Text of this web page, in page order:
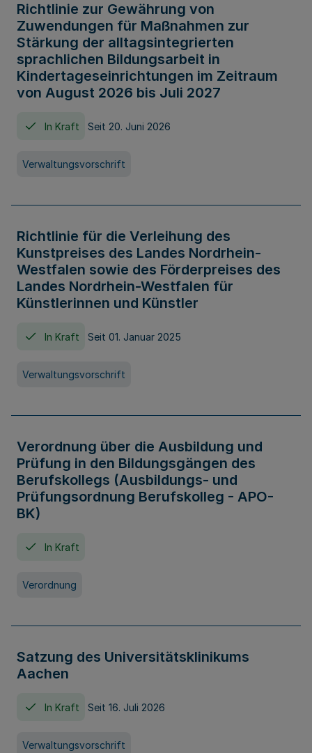
Richtlinie zur Gewährung von
Zuwendungen für Maßnahmen zur
Stärkung der alltagsintegrierten
sprachlichen Bildungsarbeit in
Kindertageseinrichtungen im Zeitraum
von August 2026 bis Juli 2027
In Kraft Seit 20. Juni 2026
Verwaltungsvorschrift
Richtlinie für die Verleihung des
Kunstpreises des Landes Nordrhein-
Westfalen sowie des Förderpreises des
Landes Nordrhein-Westfalen für
Künstlerinnen und Künstler
In Kraft Seit 01. Januar 2025
Verwaltungsvorschrift
Verordnung über die Ausbildung und
Prüfung in den Bildungsgängen des
Berufskollegs (Ausbildungs- und
Prüfungsordnung Berufskolleg - APO-
BK)
In Kraft
Verordnung
Satzung des Universitätsklinikums
Aachen
In Kraft Seit 16. Juli 2026
Verwaltungsvorschrift